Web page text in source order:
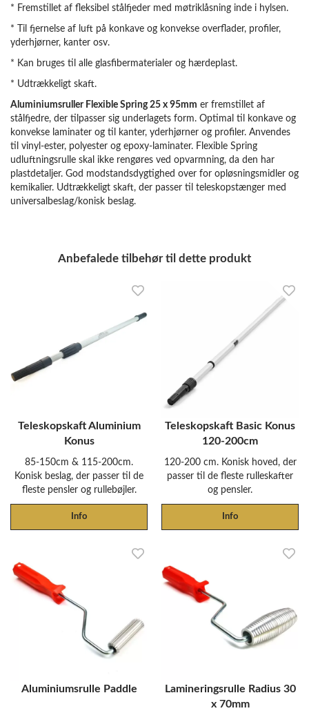
* Fremstillet af fleksibel stålfjeder med møtriklåsning inde i hylsen.
* Til fjernelse af luft på konkave og konvekse overflader, profiler,
yderhjørner, kanter osv.
* Kan bruges til alle glasfibermaterialer og hærdeplast.
* Udtrækkeligt skaft.
Aluminiumsruller Flexible Spring 25 x 95mm er fremstillet af
stålfjedre, der tilpasser sig underlagets form. Optimal til konkave og
konvekse laminater og til kanter, yderhjørner og profiler. Anvendes
til vinyl-ester, polyester og epoxy-laminater. Flexible Spring
udluftningsrulle skal ikke rengøres ved opvarmning, da den har
plastdetaljer. God modstandsdygtighed over for opløsningsmidler og
kemikalier. Udtrækkeligt skaft, der passer til teleskopstænger med
universalbeslag/konisk beslag.
Anbefalede tilbehør til dette produkt
Teleskopskaft Aluminium
Konus
85-150cm & 115-200cm.
Konisk beslag, der passer til de
fleste pensler og rullebøjler.
Info
Teleskopskaft Basic Konus
120-200cm
120-200 cm. Konisk hoved, der
passer til de fleste rulleskafter
og pensler.
Info
Aluminiumsrulle Paddle
Lamineringsrulle Radius 30
x 70mm